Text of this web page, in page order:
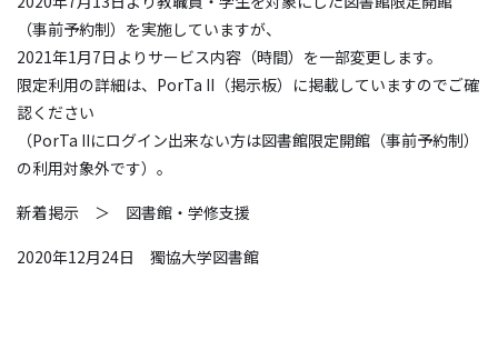
（事前予約制）を実施していますが、
2021年1月7日よりサービス内容（時間）を一部変更します。
限定利用の詳細は、PorTa II（掲示板）に掲載していますのでご確
認ください
（PorTa IIにログイン出来ない方は図書館限定開館（事前予約制）
の利用対象外です）。
新着掲示 ＞ 図書館・学修支援
2020年12月24日 獨協大学図書館